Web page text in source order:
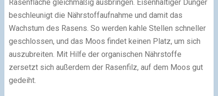
Rasenfläche gleichmäßig ausbringen. Eisenhaltiger Dünger
beschleunigt die Nährstoffaufnahme und damit das
Wachstum des Rasens. So werden kahle Stellen schneller
geschlossen, und das Moos findet keinen Platz, um sich
auszubreiten. Mit Hilfe der organischen Nährstoffe
zersetzt sich außerdem der Rasenfilz, auf dem Moos gut
gedeiht.